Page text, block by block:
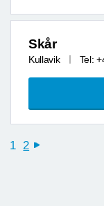
Skår
Kullavik Tel:
1 2 next